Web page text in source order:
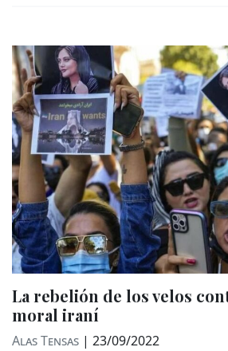
La rebelión de los velos
moral iraní
Alas Tensas | 23/09/2022